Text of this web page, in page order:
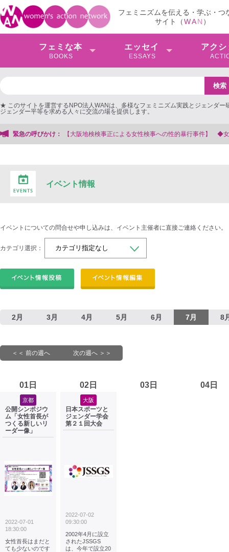
フェミニズムを伝える・学ぶ・つ
サイト（WAN ）
フェミな本
BOOKS
エッセイ
ESSAYS
アクシ
★ このサイトを運営するNPO法人WANは、多様なフェミニズム実践とジェンダー
ジェンダー平等を求める人々に交流の場を提供します。
緊急の呼びかけ：
【大阪地検検事正による女性検事への性的暴行事件】 ◆女性検事を支援する
イベント情報
イベントについての問合せや申し込みは、イベント主催者に直接ご連絡ください。
カテゴリ選択：
2月 3月 4月 5月 6月 7月 8
＜＜ 前の週へ 次の週へ ＞＞
01日
京都
公開シンポジウ
ム「女性首長が
つくる新しいリ
ーダー像」
2022-07-01
18:30:00
女性首長はまだと
ても少ないのです
02日
大阪
日本スポーツと
ジェンダー学会
第２１回大会
2022-07-02
09:30:00
2002年4月に設立
されたJSSGS
は、今年で設立20
03日 04日